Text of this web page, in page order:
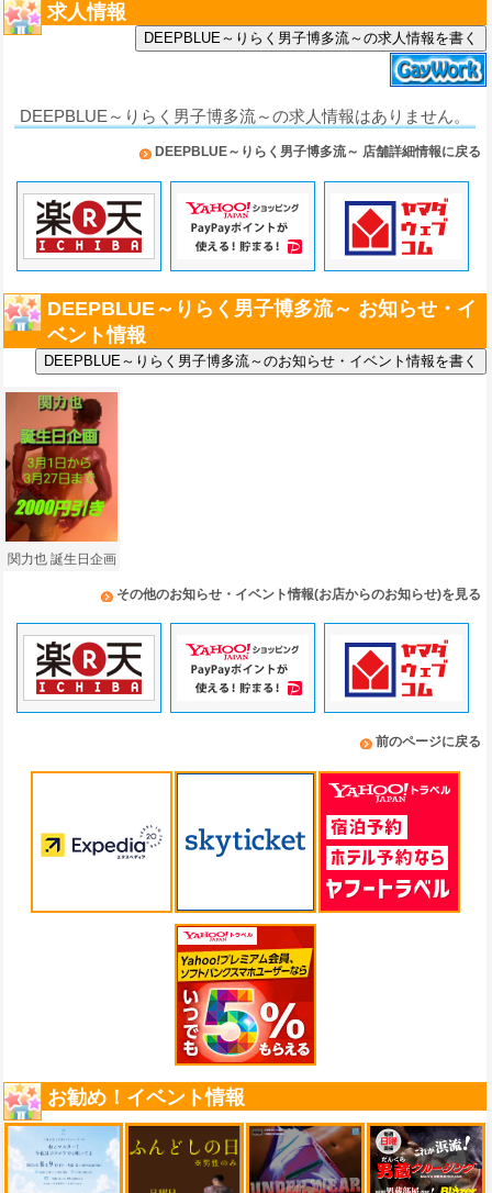
求人情報
DEEPBLUE～りらく男子博多流～の求人情報を書く
DEEPBLUE～りらく男子博多流～の求人情報はありません。
DEEPBLUE～りらく男子博多流～ 店舗詳細情報に戻る
DEEPBLUE～りらく男子博多流～ お知らせ・イ
ベント情報
関力也 誕生日企画
その他のお知らせ・イベント情報(お店からのお知らせ)を見る
前のページに戻る
お勧め！イベント情報